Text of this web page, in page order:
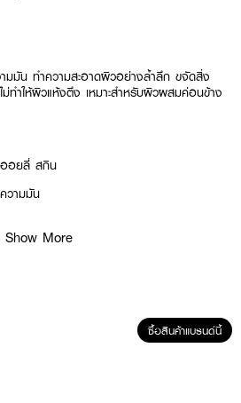
มมัน ทำความสะอาดผิวอย่างล้ำลึก ขจัดสิ่ง
ม่ทำให้ผิวแห้งตึง เหมาะสำหรับผิวผสมค่อนข้าง
ออยลี่ สกิน
วามมัน
Show More
ซื้อสินค้าแบรนด์นี้